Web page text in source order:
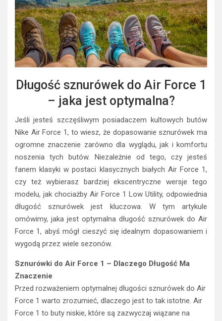
Długość sznurówek do Air Force 1
– jaka jest optymalna?
Jeśli jesteś szczęśliwym posiadaczem kultowych butów
Nike Air Force 1, to wiesz, że dopasowanie sznurówek ma
ogromne znaczenie zarówno dla wyglądu, jak i komfortu
noszenia tych butów. Niezależnie od tego, czy jesteś
fanem klasyki w postaci klasycznych białych Air Force 1,
czy też wybierasz bardziej ekscentryczne wersje tego
modelu, jak chociażby Air Force 1 Low Utility, odpowiednia
długość sznurówek jest kluczowa. W tym artykule
omówimy, jaka jest optymalna długość sznurówek do Air
Force 1, abyś mógł cieszyć się idealnym dopasowaniem i
wygodą przez wiele sezonów.
Sznurówki do Air Force 1 – Dlaczego Długość Ma
Znaczenie
Przed rozważeniem optymalnej długości sznurówek do Air
Force 1 warto zrozumieć, dlaczego jest to tak istotne. Air
Force 1 to buty niskie, które są zazwyczaj wiązane na